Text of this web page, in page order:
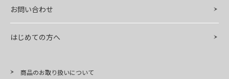
お問い合わせ
はじめての方へ
商品のお取り扱いについて